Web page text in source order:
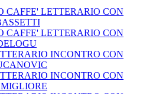
CAFFE' LETTERARIO CON
CAFFE' LETTERARIO CON
INCONTRO CON
INCONTRO CON